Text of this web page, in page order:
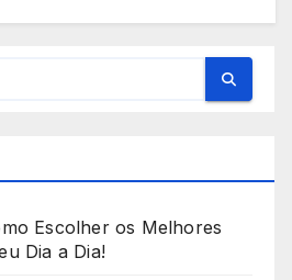
Escolher os Melhores
Dia a Dia!